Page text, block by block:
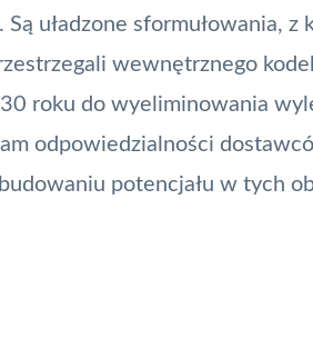
uładzone sformułowania, z
wewnętrznego
roku do wyeliminowania
odpowiedzialności
potencjału w tych